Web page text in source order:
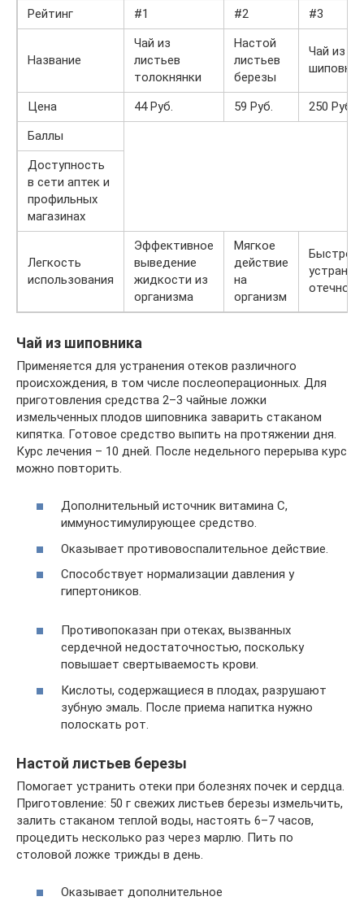
Рейтинг #1 #2 #3
Название
Чай из
листьев
толокнянки
Настой
листьев
березы
Чай из
Цена 44 Руб. 59 Руб.
250 Руб.
Баллы
Доступность
в сети аптек и
профильных
магазинах
Легкость
использования
Эффективное
выведение
жидкости из
организма
Мягкое
действие
на
организм
Быстрое
Чай из шиповника
Применяется для устранения отеков различного
происхождения, в том числе послеоперационных. Для
приготовления средства 2–3 чайные ложки
измельченных плодов шиповника заварить стаканом
кипятка. Готовое средство выпить на протяжении дня.
Курс лечения – 10 дней. После недельного перерыва курс
можно повторить.
Дополнительный источник витамина С,
иммуностимулирующее средство.
Оказывает противовоспалительное действие.
Способствует нормализации давления у
гипертоников.
Противопоказан при отеках, вызванных
сердечной недостаточностью, поскольку
повышает свертываемость крови.
Кислоты, содержащиеся в плодах, разрушают
зубную эмаль. После приема напитка нужно
полоскать рот.
Настой листьев березы
Помогает устранить отеки при болезнях почек и сердца.
Приготовление: 50 г свежих листьев березы измельчить,
залить стаканом теплой воды, настоять 6–7 часов,
процедить несколько раз через марлю. Пить по
столовой ложке трижды в день.
Оказывает дополнительное